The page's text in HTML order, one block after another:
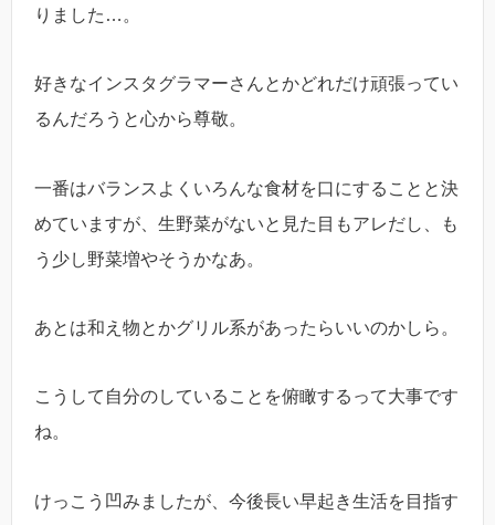
りました…。
好きなインスタグラマーさんとかどれだけ頑張ってい
るんだろうと心から尊敬。
一番はバランスよくいろんな食材を口にすることと決
めていますが、生野菜がないと見た目もアレだし、も
う少し野菜増やそうかなあ。
あとは和え物とかグリル系があったらいいのかしら。
こうして自分のしていることを俯瞰するって大事です
ね。
けっこう凹みましたが、今後長い早起き生活を目指す